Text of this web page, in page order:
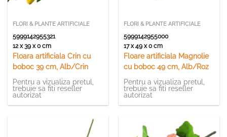
Momentan indisponibil
FLORI & PLANTE ARTIFICIALE
5999142955321
12 x 39 x 0 cm
Floara artificiala Crin cu
boboc 39 cm, Alb/Crin
Pentru a vizualiza pretul,
trebuie sa fiti reseller
autorizat
FLORI & PLANTE ARTIFICIALE
5999142955000
17 x 49 x 0 cm
Floare artificiala Magnolie
cu boboc 49 cm, Alb/Roz
Pentru a vizualiza pretul,
trebuie sa fiti reseller
autorizat